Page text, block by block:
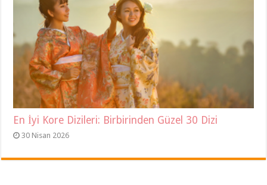
En İyi Kore Dizileri: Birbirinden Güzel 30 Dizi
30 Nisan 2026